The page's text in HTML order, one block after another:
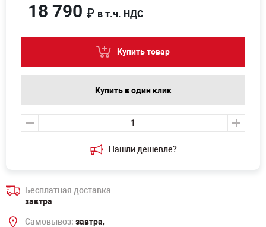
Нашли дешевле?
18 790 ₽ в т.ч. НДС
Купить товар
Купить в один клик
Бесплатная доставка
завтра
Самовывоз: завтра,